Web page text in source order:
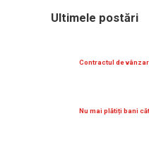
Ultimele postări
Contractul de
Nu mai plătiți bani